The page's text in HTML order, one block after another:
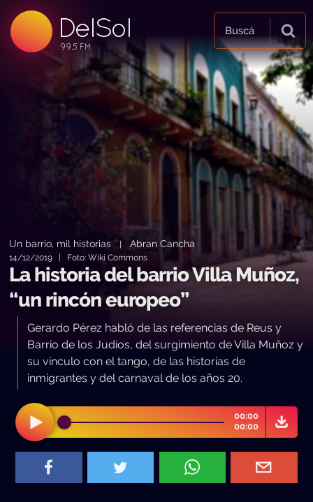
DelSol
99.5 FM
99.5 FM
99.5 FM
Buscá
Un barrio, mil historias |Abran Cancha
14/12/2019 | Foto: Wiki Commons
La historia del barrio Villa Muñoz,
“un rincón europeo”
Gerardo Pérez habló de las referencias de Reus y
Barrio de los Judíos, del surgimiento de Villa Muñoz y
su vínculo con el tango, de las historias de
inmigrantes y del carnaval de los años 20.
00:00
00:00